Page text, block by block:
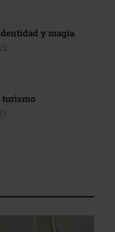
y magia
turismo